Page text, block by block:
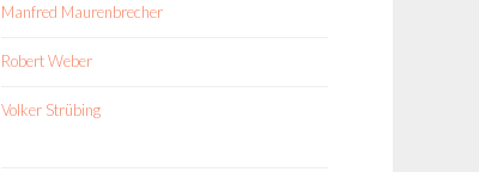
Manfred Maurenbrecher
Robert Weber
Volker Strübing